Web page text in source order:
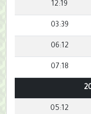
12:19
03:39
06:12
07:18
05:12